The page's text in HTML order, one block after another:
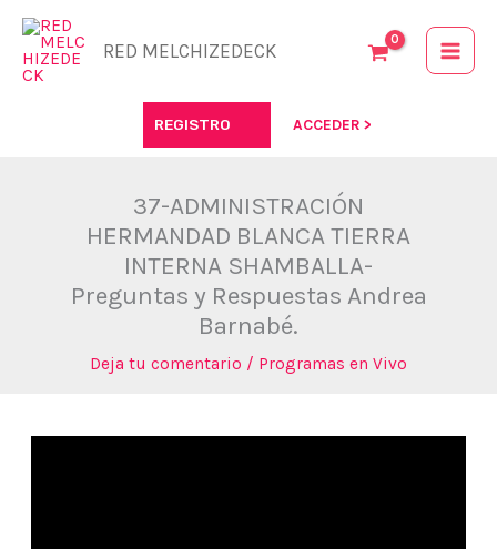
contenido
RED MELCHIZEDECK
REGISTRO ACCEDER >
37-ADMINISTRACIÓN
HERMANDAD BLANCA TIERRA
INTERNA SHAMBALLA-
Preguntas y Respuestas Andrea
Barnabé.
Deja tu comentario / Programas en Vivo